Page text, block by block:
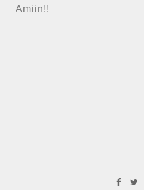
Amiin!!